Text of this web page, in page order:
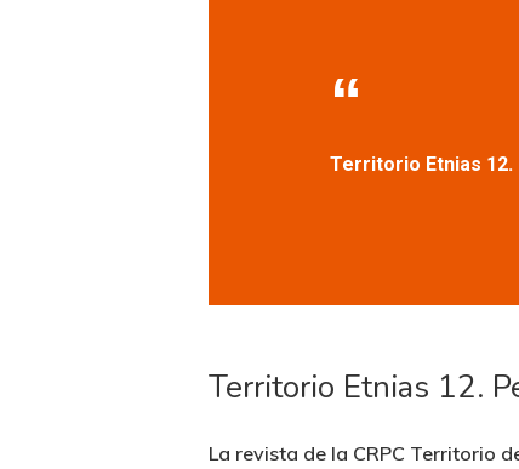
Territorio Etnias 12.
Territorio Etnias 12.
La revista de la CRPC Territorio